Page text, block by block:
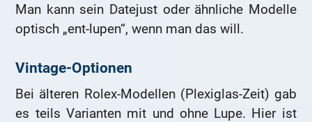
Man kann sein Datejust oder ähnliche Modelle
optisch „ent-lupen“, wenn man das will.
Vintage-Optionen
Bei älteren Rolex-Modellen (Plexiglas-Zeit) gab
es teils Varianten mit und ohne Lupe. Hier ist